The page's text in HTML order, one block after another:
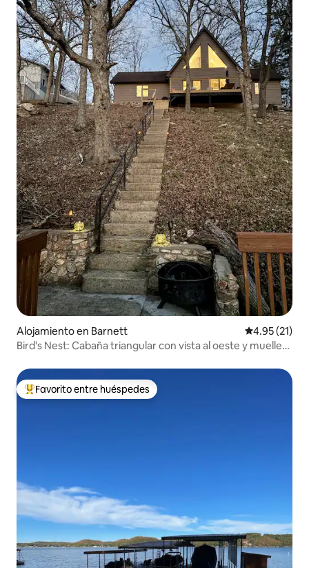
Alojamiento en Barnett Calificación
4.95 (21)
Bird's Nest: Cabaña triangular con vista al oeste y muelle
Favorito entre huéspedes preferido
Favorito entre huéspedes